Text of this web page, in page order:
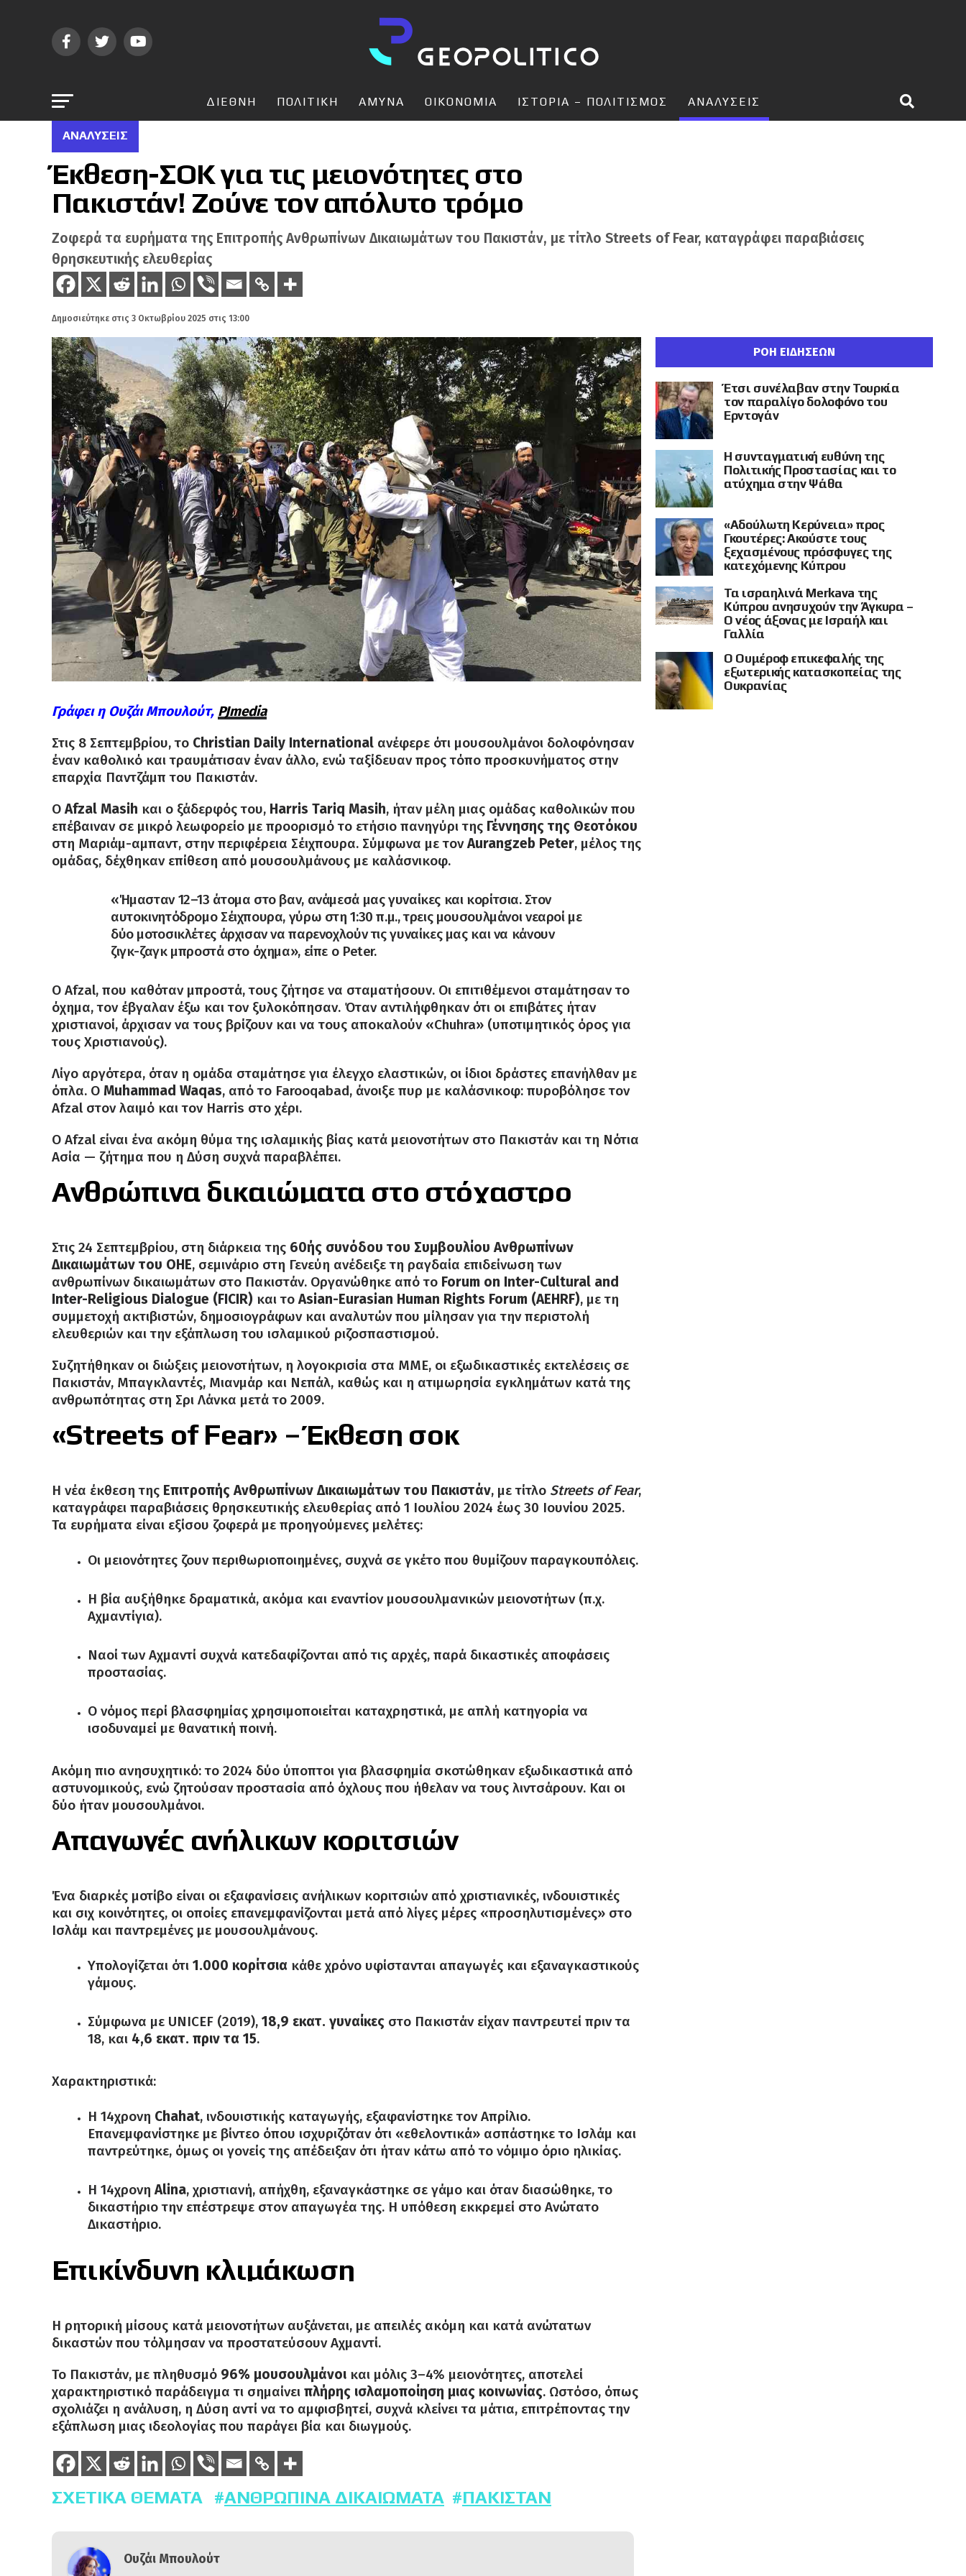
ΔΙΕΘΝΗ ΠΟΛΙΤΙΚΗ ΑΜΥΝΑ ΟΙΚΟΝΟΜΙΑ ΙΣΤΟΡΙΑ – ΠΟΛΙΤΙΣΜΟΣ ΑΝΑΛΥΣΕΙΣ
ΑΝΑΛΎΣΕΙΣ
Έκθεση-ΣΟΚ για τις μειονότητες στο
Πακιστάν! Ζούνε τον απόλυτο τρόμο
Ζοφερά τα ευρήματα της Επιτροπής Ανθρωπίνων Δικαιωμάτων του Πακιστάν, με τίτλο Streets of Fear, καταγράφει παραβιάσεις
θρησκευτικής ελευθερίας
Δημοσιεύτηκε στις 3 Οκτωβρίου 2025 στις 13:00
Γράφει η Ουζάι Μπουλούτ, PJmedia
Στις 8 Σεπτεμβρίου, το Christian Daily International ανέφερε ότι μουσουλμάνοι δολοφόνησαν
έναν καθολικό και τραυμάτισαν έναν άλλο, ενώ ταξίδευαν προς τόπο προσκυνήματος στην
επαρχία Παντζάμπ του Πακιστάν.
ΟAfzal Masih και ο ξάδερφός του, Harris Tariq Masih, ήταν μέλη μιας ομάδας καθολικών που
επέβαιναν σε μικρό λεωφορείο με προορισμό το ετήσιο πανηγύρι της Γέννησης της Θεοτόκου
στη Μαριάμ-αμπαντ, στην περιφέρεια Σέιχπουρα. Σύμφωνα με τονAurangzeb Peter, μέλος της
ομάδας, δέχθηκαν επίθεση από μουσουλμάνους με καλάσνικοφ.
«Ήμασταν 12–13 άτομα στο βαν, ανάμεσά μας γυναίκες και κορίτσια. Στον
αυτοκινητόδρομο Σέιχπουρα, γύρω στη 1:30 π.μ., τρεις μουσουλμάνοι νεαροί με
δύο μοτοσικλέτες άρχισαν να παρενοχλούν τις γυναίκες μας και να κάνουν
ζιγκ-ζαγκ μπροστά στο όχημα», είπε ο Peter.
Ο Afzal, που καθόταν μπροστά, τους ζήτησε να σταματήσουν. Οι επιτιθέμενοι σταμάτησαν το
όχημα, τον έβγαλαν έξω και τον ξυλοκόπησαν. Όταν αντιλήφθηκαν ότι οι επιβάτες ήταν
χριστιανοί, άρχισαν να τους βρίζουν και να τους αποκαλούν «Chuhra» (υποτιμητικός όρος για
τους Χριστιανούς).
Λίγο αργότερα, όταν η ομάδα σταμάτησε για έλεγχο ελαστικών, οι ίδιοι δράστες επανήλθαν με
όπλα. Ο Muhammad Waqas, από το Farooqabad, άνοιξε πυρ με καλάσνικοφ: πυροβόλησε τον
Afzal στον λαιμό και τον Harris στο χέρι.
Ο Afzal είναι ένα ακόμη θύμα της ισλαμικής βίας κατά μειονοτήτων στο Πακιστάν και τη Νότια
Ασία — ζήτημα που η Δύση συχνά παραβλέπει.
Ανθρώπινα δικαιώματα στο στόχαστρο
Στις 24 Σεπτεμβρίου, στη διάρκεια της 60ής συνόδου του Συμβουλίου Ανθρωπίνων
Δικαιωμάτων του ΟΗΕ, σεμινάριο στη Γενεύη ανέδειξε τη ραγδαία επιδείνωση των
ανθρωπίνων δικαιωμάτων στο Πακιστάν. Οργανώθηκε από το Forum on Inter-Cultural and
Inter-Religious Dialogue (FICIR) και τοAsian-Eurasian Human Rights Forum (AEHRF), με τη
συμμετοχή ακτιβιστών, δημοσιογράφων και αναλυτών που μίλησαν για την περιστολή
ελευθεριών και την εξάπλωση του ισλαμικού ριζοσπαστισμού.
Συζητήθηκαν οι διώξεις μειονοτήτων, η λογοκρισία στα ΜΜΕ, οι εξωδικαστικές εκτελέσεις σε
Πακιστάν, Μπαγκλαντές, Μιανμάρ και Νεπάλ, καθώς και η ατιμωρησία εγκλημάτων κατά της
ανθρωπότητας στη Σρι Λάνκα μετά το 2009.
«Streets of Fear» – Έκθεση σοκ
Η νέα έκθεση της Επιτροπής Ανθρωπίνων Δικαιωμάτων του Πακιστάν, με τίτλο Streets of Fear,
καταγράφει παραβιάσεις θρησκευτικής ελευθερίας από 1 Ιουλίου 2024 έως 30 Ιουνίου 2025.
Τα ευρήματα είναι εξίσου ζοφερά με προηγούμενες μελέτες:
Οι μειονότητες ζουν περιθωριοποιημένες, συχνά σε γκέτο που θυμίζουν παραγκουπόλεις.
Η βία αυξήθηκε δραματικά, ακόμα και εναντίον μουσουλμανικών μειονοτήτων (π.χ.
Αχμαντίγια).
Ναοί των Αχμαντί συχνά κατεδαφίζονται από τις αρχές, παρά δικαστικές αποφάσεις
προστασίας.
Ο νόμος περί βλασφημίας χρησιμοποιείται καταχρηστικά, με απλή κατηγορία να
ισοδυναμεί με θανατική ποινή.
Ακόμη πιο ανησυχητικό: το 2024 δύο ύποπτοι για βλασφημία σκοτώθηκαν εξωδικαστικά από
αστυνομικούς, ενώ ζητούσαν προστασία από όχλους που ήθελαν να τους λιντσάρουν. Και οι
δύο ήταν μουσουλμάνοι.
Απαγωγές ανήλικων κοριτσιών
Ένα διαρκές μοτίβο είναι οι εξαφανίσεις ανήλικων κοριτσιών από χριστιανικές, ινδουιστικές
και σιχ κοινότητες, οι οποίες επανεμφανίζονται μετά από λίγες μέρες «προσηλυτισμένες» στο
Ισλάμ και παντρεμένες με μουσουλμάνους.
Υπολογίζεται ότι 1.000 κορίτσια κάθε χρόνο υφίστανται απαγωγές και εξαναγκαστικούς
γάμους.
Σύμφωνα με UNICEF (2019), 18,9 εκατ. γυναίκες στο Πακιστάν είχαν παντρευτεί πριν τα
18, και 4,6 εκατ. πριν τα 15.
Χαρακτηριστικά:
Η 14χρονη Chahat, ινδουιστικής καταγωγής, εξαφανίστηκε τον Απρίλιο.
Επανεμφανίστηκε με βίντεο όπου ισχυριζόταν ότι «εθελοντικά» ασπάστηκε το Ισλάμ και
παντρεύτηκε, όμως οι γονείς της απέδειξαν ότι ήταν κάτω από το νόμιμο όριο ηλικίας.
Η 14χρονηAlina, χριστιανή, απήχθη, εξαναγκάστηκε σε γάμο και όταν διασώθηκε, το
δικαστήριο την επέστρεψε στον απαγωγέα της. Η υπόθεση εκκρεμεί στο Ανώτατο
Δικαστήριο.
Επικίνδυνη κλιμάκωση
Η ρητορική μίσους κατά μειονοτήτων αυξάνεται, με απειλές ακόμη και κατά ανώτατων
δικαστών που τόλμησαν να προστατεύσουν Αχμαντί.
Το Πακιστάν, με πληθυσμό 96% μουσουλμάνοι και μόλις 3–4% μειονότητες, αποτελεί
χαρακτηριστικό παράδειγμα τι σημαίνει πλήρης ισλαμοποίηση μιας κοινωνίας. Ωστόσο, όπως
σχολιάζει η ανάλυση, η Δύση αντί να το αμφισβητεί, συχνά κλείνει τα μάτια, επιτρέποντας την
εξάπλωση μιας ιδεολογίας που παράγει βία και διωγμούς.
ΣΧΕΤΙΚΆ ΘΈΜΑΤΑ ΑΝΘΡΏΠΙΝΑ ΔΙΚΑΙΏΜΑΤΑ ΠΑΚΙΣΤΆΝ
Ουζάι Μπουλούτ
ΡΟΗ ΕΙΔΗΣΕΩΝ
Έτσι συνέλαβαν στην Τουρκία
τον παραλίγο δολοφόνο του
Ερντογάν
Η συνταγματική ευθύνη της
Πολιτικής Προστασίας και το
ατύχημα στην Ψάθα
«Αδούλωτη Κερύνεια» προς
Γκουτέρες: Ακούστε τους
ξεχασμένους πρόσφυγες της
κατεχόμενης Κύπρου
Τα ισραηλινά Merkava της
Κύπρου ανησυχούν την Άγκυρα –
Ο νέος άξονας με Ισραήλ και
Γαλλία
Ο Ουμέροφ επικεφαλής της
εξωτερικής κατασκοπείας της
Ουκρανίας